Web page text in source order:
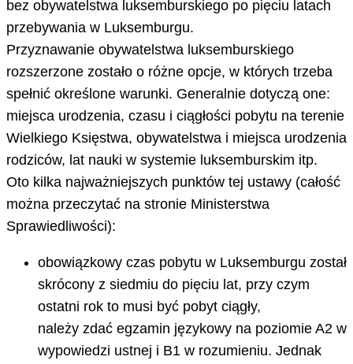
bez obywatelstwa luksemburskiego po pięciu latach
przebywania w Luksemburgu.
Przyznawanie obywatelstwa luksemburskiego
rozszerzone zostało o różne opcje, w których trzeba
spełnić określone warunki. Generalnie dotyczą one:
miejsca urodzenia, czasu i ciągłości pobytu na terenie
Wielkiego Księstwa, obywatelstwa i miejsca urodzenia
rodziców, lat nauki w systemie luksemburskim itp.
Oto kilka najważniejszych punktów tej ustawy (całość
można przeczytać na stronie Ministerstwa
Sprawiedliwości):
obowiązkowy czas pobytu w Luksemburgu został
skrócony z siedmiu do pięciu lat, przy czym
ostatni rok to musi być pobyt ciągły,
należy zdać egzamin językowy na poziomie A2 w
wypowiedzi ustnej i B1 w rozumieniu. Jednak